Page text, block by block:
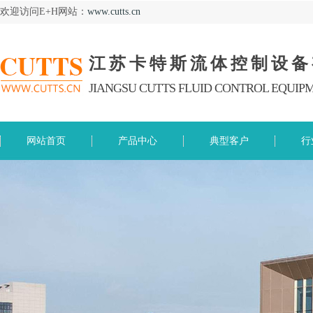
欢迎访问E+H网站： www.cutts.cn
江苏卡特斯流体控制设
JIANGSU CUTTS FLUID CONTROL
网站首页 产品中心 典型客户 行